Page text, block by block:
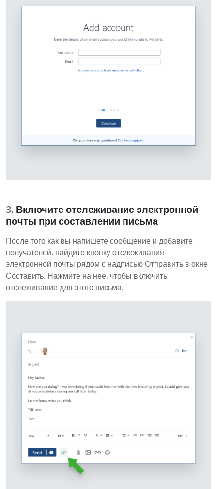
Включите отслеживание электронной
почты при составлении письма
После того как вы напишете сообщение и добавите
получателей, найдите кнопку отслеживания
электронной почты рядом с надписью Отправить в окне
Составить. Нажмите на нее, чтобы включить
отслеживание для этого письма.